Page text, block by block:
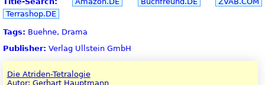
Terrashop.DE
Tags: Buehne, Drama
Publisher: Verlag Ullstein GmbH
Die Atriden-Tetralogie
Autor: Gerhart Hauptmann